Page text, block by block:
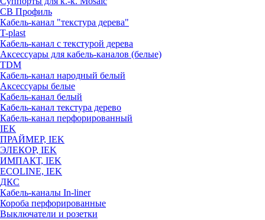
СВ Профиль
Кабель-канал "текстура дерева"
T-plast
Кабель-канал с текстурой дерева
Аксессуары для кабель-каналов (белые)
TDM
Кабель-канал народный белый
Аксессуары белые
Кабель-канал белый
Кабель-канал текстура дерево
Кабель-канал перфорированный
IEK
ПРАЙМЕР, IEK
ЭЛЕКОР, IEK
ИМПАКТ, IEK
ECOLINE, IEK
ДКС
Кабель-каналы In-liner
Короба перфорированные
Выключатели и розетки